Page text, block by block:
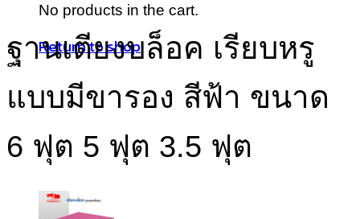
No products in the cart.
Return to shop
ฐานเตียงบล็อค เรียบหรู
แบบมีขารอง สีฟ้า ขนาด
6 ฟุต 5 ฟุต 3.5 ฟุต